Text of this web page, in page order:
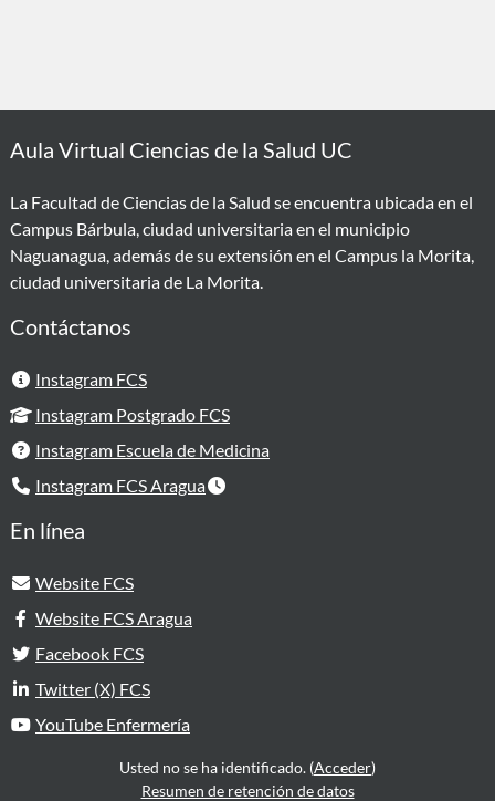
Aula Virtual Ciencias de la Salud UC
La Facultad de Ciencias de la Salud se encuentra ubicada en el
Campus Bárbula, ciudad universitaria en el municipio
Naguanagua, además de su extensión en el Campus la Morita,
ciudad universitaria de La Morita.
Contáctanos
Instagram FCS
Instagram Postgrado FCS
Instagram Escuela de Medicina
Instagram FCS Aragua
En línea
Website FCS
Website FCS Aragua
Facebook FCS
Twitter (X) FCS
YouTube Enfermería
Usted no se ha identificado. (Acceder)
Resumen de retención de datos